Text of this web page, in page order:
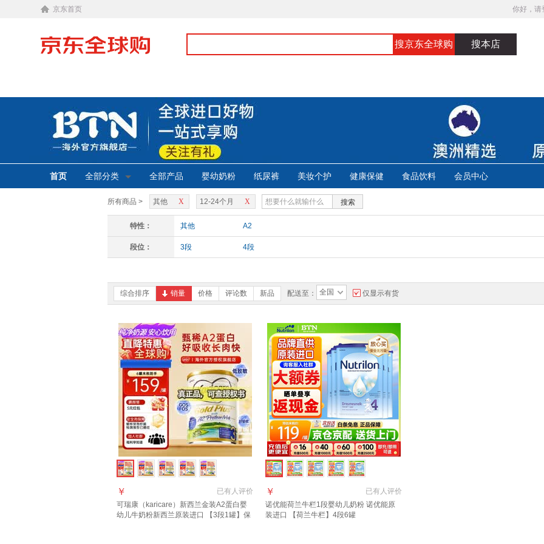
京东首页 你好，请
搜京东全球购 搜本店
首页 全部分类 全部产品 婴幼奶粉 纸尿裤 美妆个护 健康保健 食品饮料 会员中心
所有商品 > X
其他 X
12-24个月 搜索
特性： 其他 A2
段位： 3段 4段
综合排序 销量 价格 评论数 新品 配送至： 全国 仅显示有货
已有人评价
￥
可瑞康（karicare）新西兰金装A2蛋白婴
幼儿牛奶粉新西兰原装进口 【3段1罐】保
已有人评价
￥
诺优能荷兰牛栏1段婴幼儿奶粉 诺优能原
装进口 【荷兰牛栏】4段6罐